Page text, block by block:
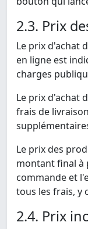
2.3. Prix
Le prix d'achat
en ligne est
charges
Le prix d'achat
frais de
Le prix des
montant final à
commande et
tous les frais, y
2.4. Prix